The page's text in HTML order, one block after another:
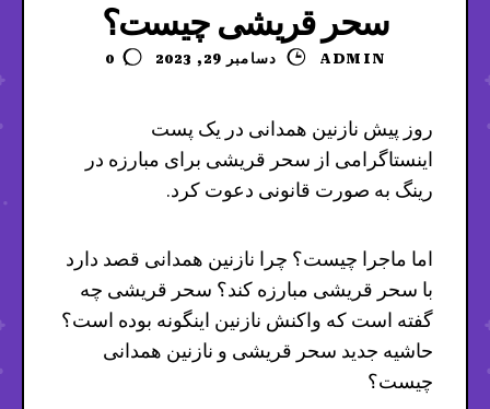
سحر قریشی چیست؟
ADMIN دسامبر 29, 2023 0
روز پیش نازنین همدانی در یک پست
اینستاگرامی از سحر قریشی برای مبارزه در
رینگ به صورت قانونی دعوت کرد.
اما ماجرا چیست؟ چرا نازنین همدانی قصد دارد
با سحر قریشی مبارزه کند؟ سحر قریشی چه
گفته است که واکنش نازنین اینگونه بوده است؟
حاشیه جدید سحر قریشی و نازنین همدانی
چیست؟